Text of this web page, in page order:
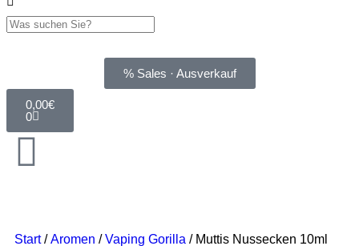
% Sales · Ausverkauf
0,00€
0
Start/Aromen /Vaping Gorilla / Muttis Nussecken 10ml